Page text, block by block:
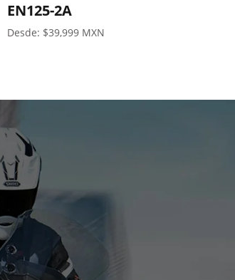
EN125-2A
Desde: $39,999 MXN